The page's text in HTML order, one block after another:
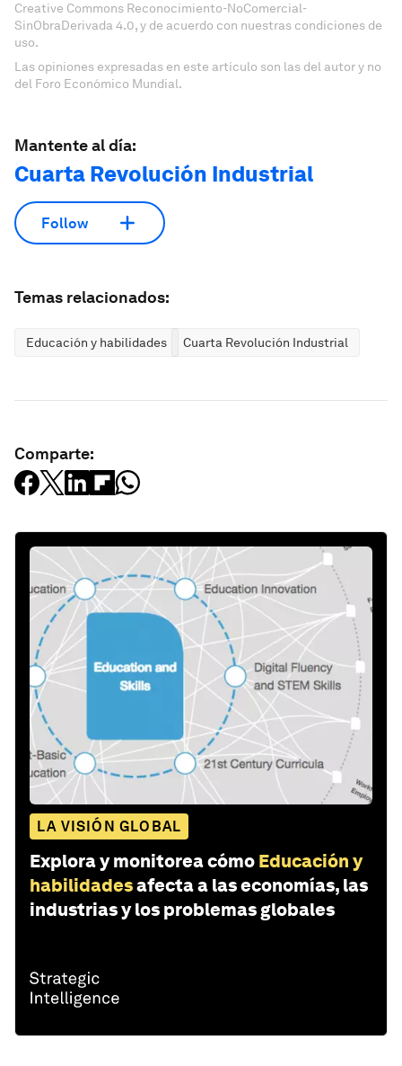
Creative Commons Reconocimiento-NoComercial-
SinObraDerivada 4.0, y de acuerdo con nuestras condiciones de
uso.
Las opiniones expresadas en este artículo son las del autor y no
del Foro Económico Mundial.
Mantente al día:
Cuarta Revolución Industrial
Follow
Temas relacionados:
Educación y habilidades Cuarta Revolución Industrial
Comparte:
LA VISIÓN GLOBAL
Explora y monitorea cómo Educación y
habilidadesafecta a las economías, las
industrias y los problemas globales